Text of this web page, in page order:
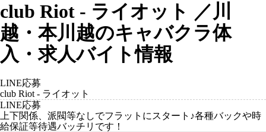
club Riot - ライオット ／川
越・本川越のキャバクラ体
入・求人バイト情報
LINE応募
club Riot - ライオット
LINE応募
上下関係、派閥等なしでフラットにスタート♪各種バックや時
給保証等待遇バッチリです！